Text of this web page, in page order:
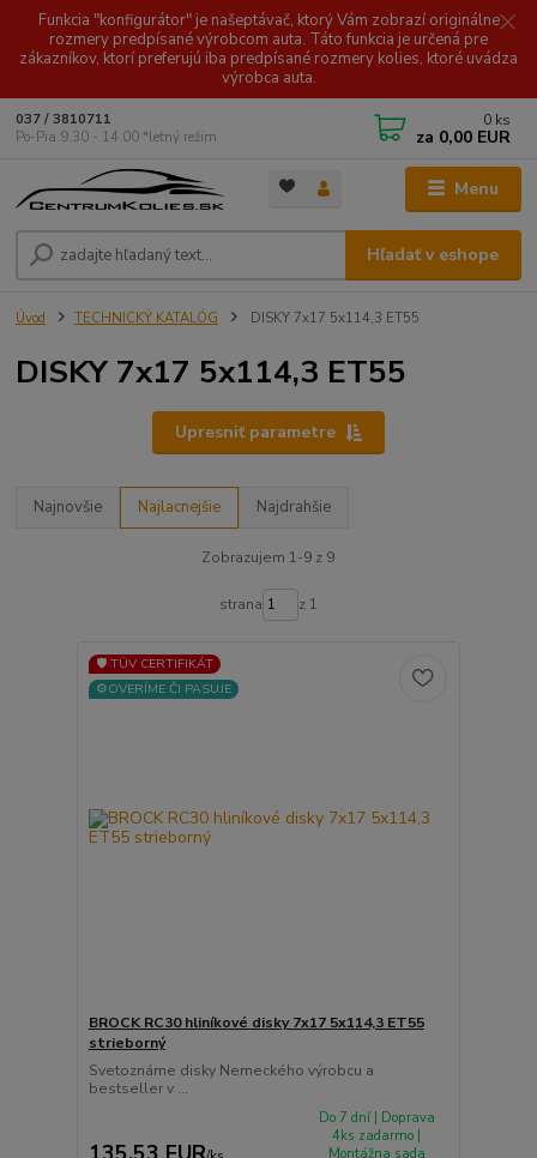
Funkcia "konfigurátor" je našeptávač, ktorý Vám zobrazí originálne
rozmery predpísané výrobcom auta. Táto funkcia je určená pre
zákazníkov, ktorí preferujú iba predpísané rozmery kolies, ktoré uvádza
výrobca auta.
Menu
Hľadať v eshope
037 / 3810711
Po-Pia 9.30 - 14.00 *letný režim
0 ks
za 0,00 EUR
Úvod TECHNICKÝ KATALÓG DISKY 7x17 5x114,3 ET55
DISKY 7x17 5x114,3 ET55
Upresniť parametre
Najnovšie Najlacnejšie Najdrahšie
Zobrazujem 1-9 z 9
strana z 1
🛡️ TÜV CERTIFIKÁT
⚙️OVERÍME ČI PASUJE
BROCK RC30 hliníkové disky 7x17 5x114,3 ET55
strieborný
Svetoznáme disky Nemeckého výrobcu a
bestseller v ...
Do 7 dní | Doprava
4ks zadarmo |
Montážna sada